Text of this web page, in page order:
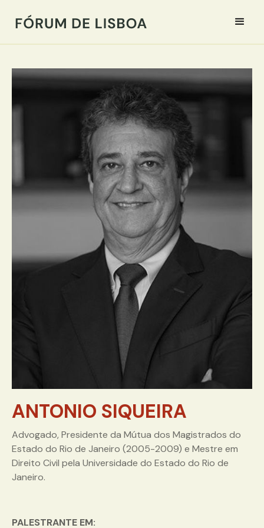
ANTONIO SIQUEIRA
Advogado, Presidente da Mútua dos Magistrados do
Estado do Rio de Janeiro (2005-2009) e Mestre em
Direito Civil pela Universidade do Estado do Rio de
Janeiro.
PALESTRANTE EM: